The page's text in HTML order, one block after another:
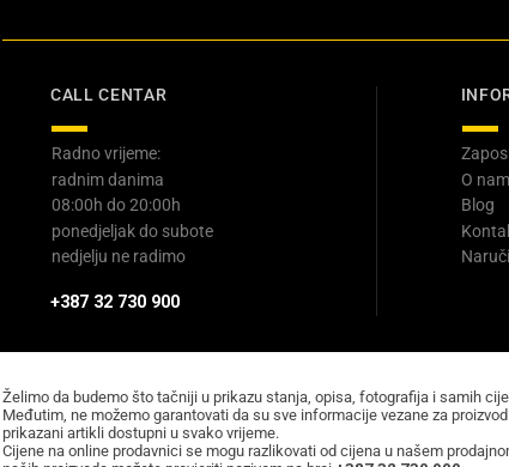
CALL CENTAR
Radno vrijeme:
radnim danima
08:00h do 20:00h
ponedjeljak do subote
nedjelju ne radimo
+387 32 730 900
O
Blog
Želimo da budemo što tačniji u prikazu stanja, opisa, fotografija i samih
Međutim, ne možemo garantovati da su sve informacije vezane za
prikazani artikli dostupni u svako vrijeme.
Cijene na online prodavnici se mogu razlikovati od cijena u našem